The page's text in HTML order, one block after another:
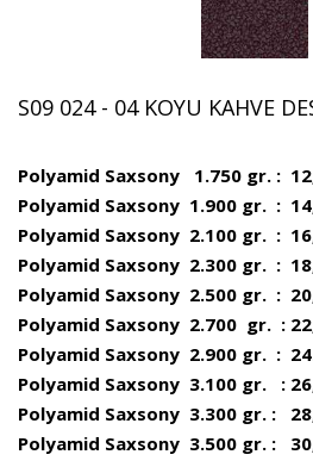
S09 024 - 04 KOYU KAHVE
Polyamid Saxsony 1.750 gr. :
Polyamid Saxsony 1.900 gr. :
Polyamid Saxsony 2.100 gr. :
Polyamid Saxsony 2.300 gr. :
Polyamid Saxsony 2.500 gr. :
Polyamid Saxsony 2.700 gr. :
Polyamid Saxsony 2.900 gr. :
Polyamid Saxsony 3.100 gr. :
Polyamid Saxsony 3.300 gr. :
Polyamid Saxsony 3.500 gr. :